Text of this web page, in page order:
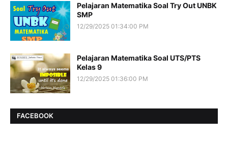
Pelajaran Matematika Soal Try Out UNBK
SMP
12/29/2025 01:34:00 PM
Pelajaran Matematika Soal UTS/PTS
Kelas 9
12/29/2025 01:36:00 PM
FACEBOOK